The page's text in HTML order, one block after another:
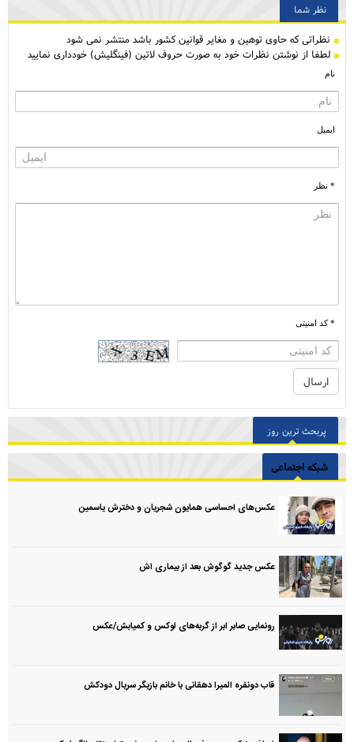
نظر شما
نظراتی كه حاوی توهین و مغایر قوانین کشور باشد منتشر نمی شود
لطفا از نوشتن نظرات خود به صورت حروف لاتین (فینگلیش) خودداری نمایید
نام
ایمیل
* نظر
* کد امنیتی
پربحث ترین روز
شبکه اجتماعی
عکس‌های احساسی همایون شجریان و دخترش یاسمین
عکس جدید گوگوش بعد از بیماری اش
رونمایی صابر ابر از گربه‌های لوکس و کمیابش/عکس
قاب دونفره المیرا دهقانی با خانم بازیگر سریال دودکش